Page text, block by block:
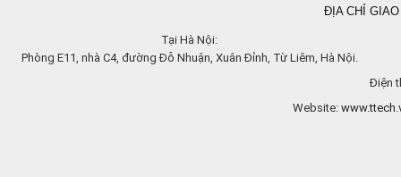
ĐỊA CHỈ
Tại Hà Nội:
Phòng E11, nhà C4, đường Đỗ Nhuận, Xuân Đỉnh, Từ Liêm, Hà Nội.
Điện
Website: